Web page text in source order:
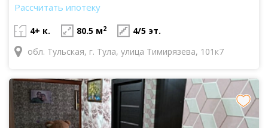
Рассчитать ипотеку
4+ к. 80.5 м2
4/5 эт.
обл. Тульская, г. Тула, улица Тимирязева, 101к7